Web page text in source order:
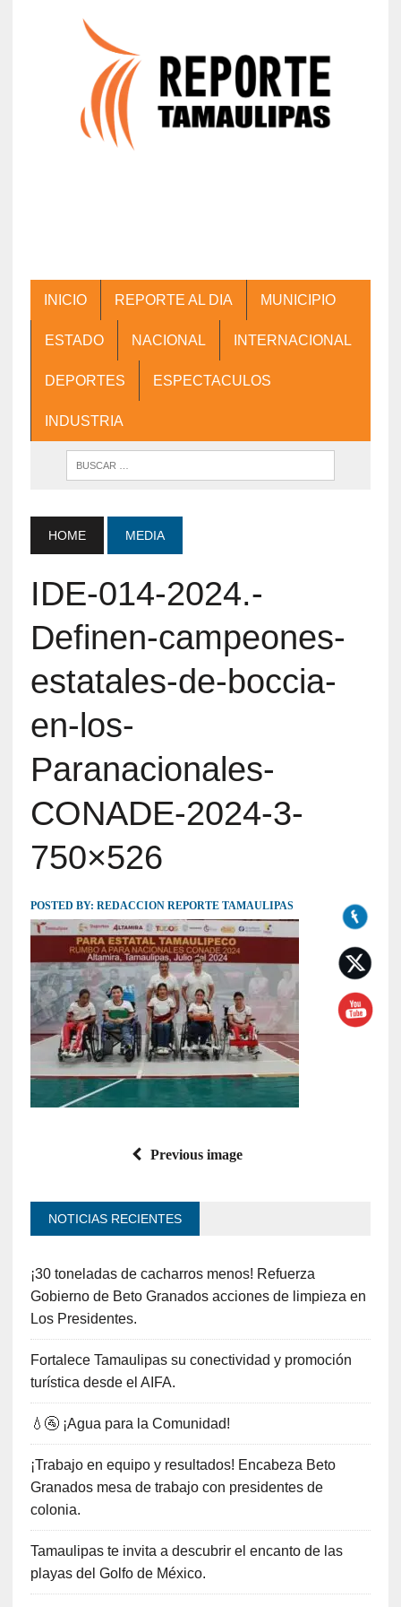
INICIO REPORTE AL DIA MUNICIPIO
ESTADO NACIONAL INTERNACIONAL
DEPORTES ESPECTACULOS
INDUSTRIA
HOME MEDIA
IDE-014-2024.-
Definen-campeones-
estatales-de-boccia-
en-los-
Paranacionales-
CONADE-2024-3-
750×526
POSTED BY: REDACCION REPORTE TAMAULIPAS
Previous image
NOTICIAS RECIENTES
¡30 toneladas de cacharros menos! Refuerza
Gobierno de Beto Granados acciones de limpieza en
Los Presidentes.
Fortalece Tamaulipas su conectividad y promoción
turística desde el AIFA.
💧🚰 ¡Agua para la Comunidad!
¡Trabajo en equipo y resultados! Encabeza Beto
Granados mesa de trabajo con presidentes de
colonia.
Tamaulipas te invita a descubrir el encanto de las
playas del Golfo de México.